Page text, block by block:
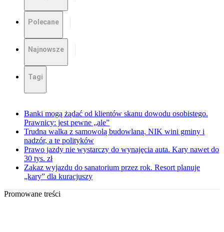
Polecane
Najnowsze
Tagi
Banki mogą żądać od klientów skanu dowodu osobistego.
Prawnicy: jest pewne „ale”
Trudna walka z samowolą budowlaną. NIK wini gminy i
nadzór, a te polityków
Prawo jazdy nie wystarczy do wynajęcia auta. Kary nawet do
30 tys. zł
Zakaz wyjazdu do sanatorium przez rok. Resort planuje
„kary” dla kuracjuszy
Promowane treści